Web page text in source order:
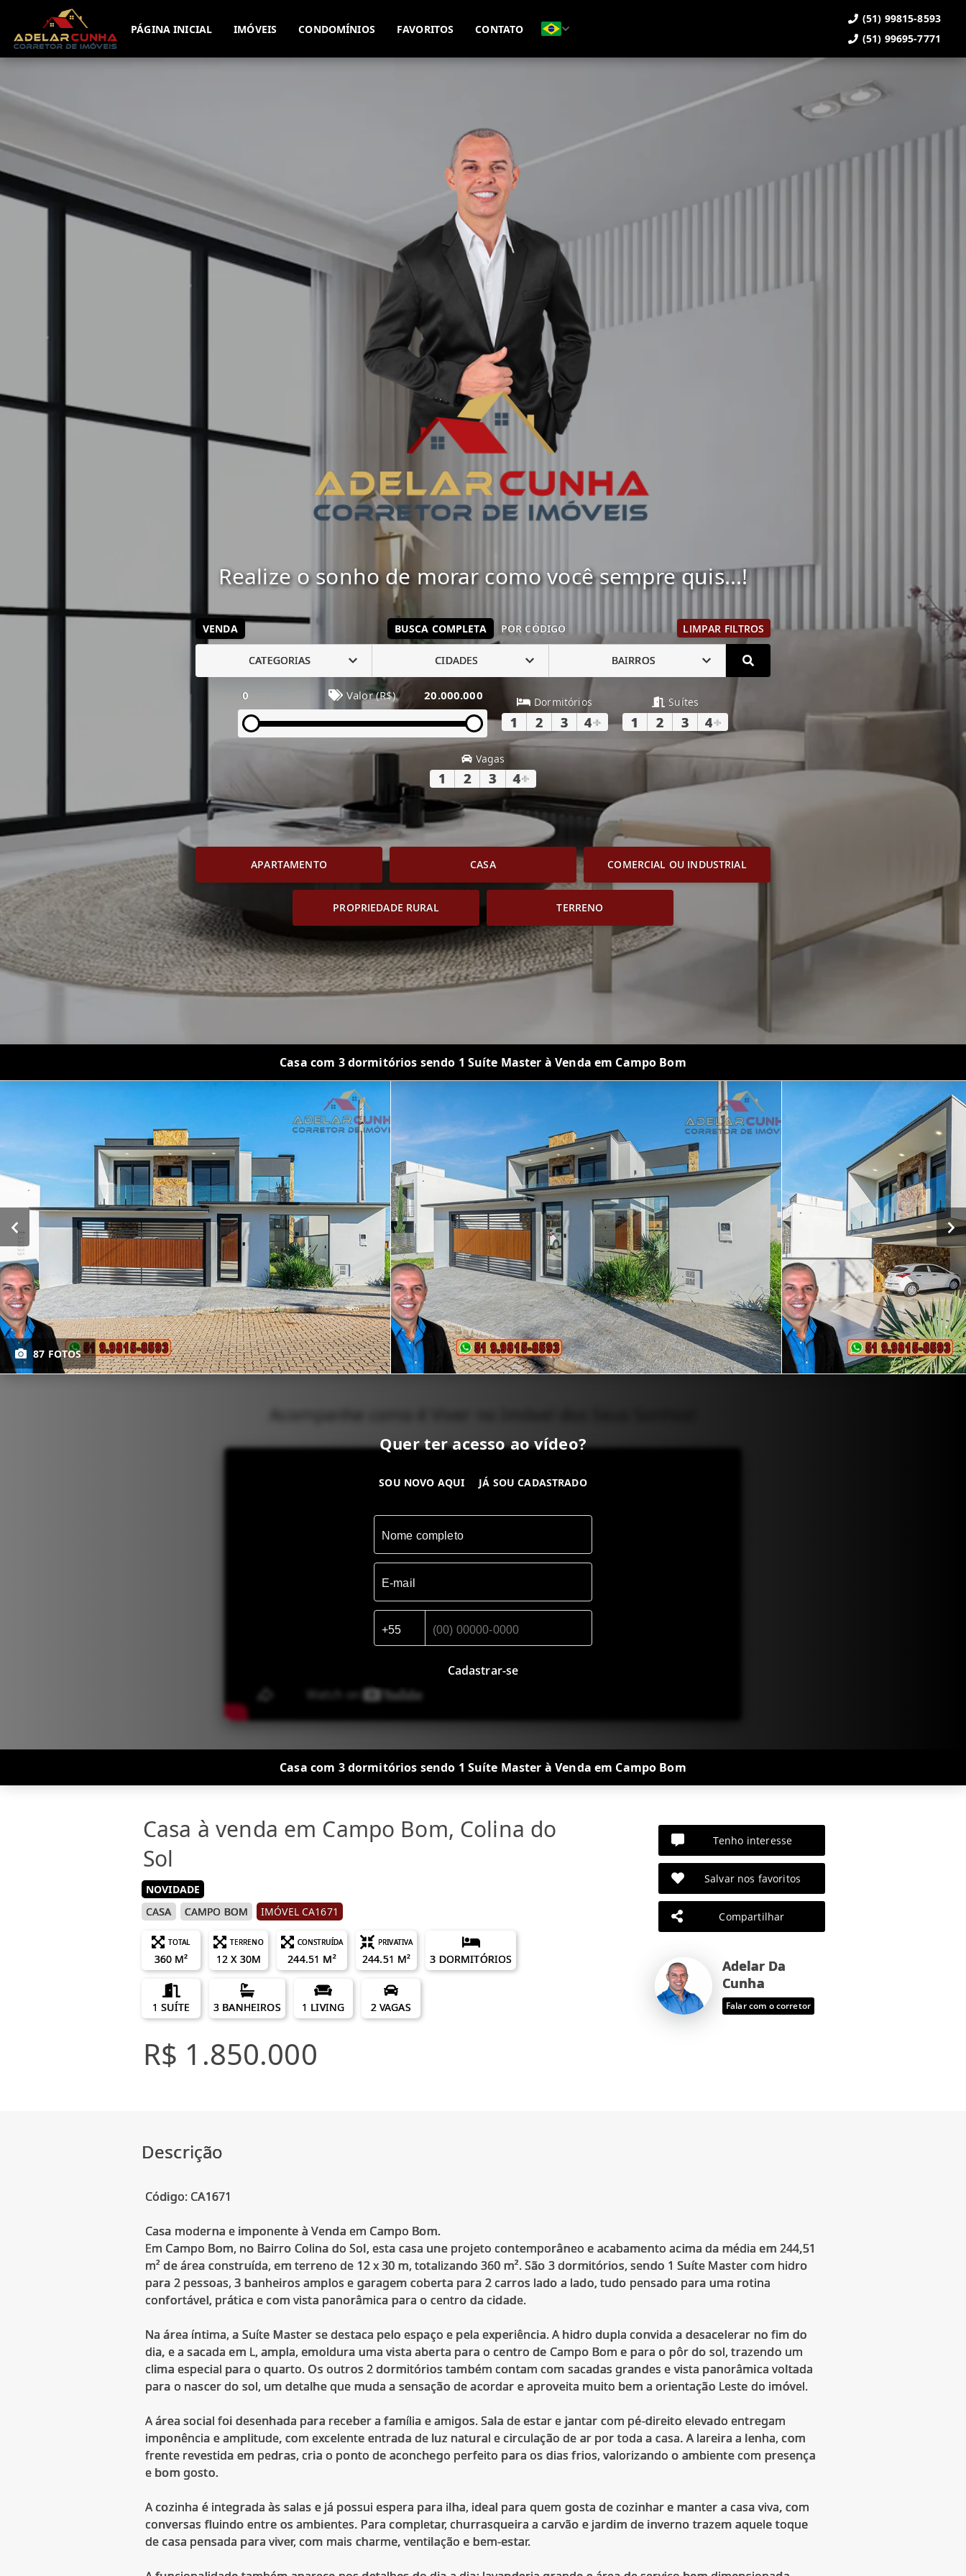
(51) 99815-8593 (51) 99695-7771
PÁGINA INICIAL IMÓVEIS CONDOMÍNIOS FAVORITOS CONTATO
(51) 99815-8593
(51) 99695-7771
Realize o sonho de morar como você sempre quis...!
VENDA BUSCA COMPLETA POR CÓDIGO LIMPAR FILTROS
CATEGORIAS CIDADES BAIRROS
0 Valor (R$) 20.000.000 Dormitórios
1 2 3 4+
Suítes
1 2 3 4+
Vagas
1 2 3 4+
APARTAMENTO CASA COMERCIAL OU INDUSTRIAL
PROPRIEDADE RURAL TERRENO
Casa com 3 dormitórios sendo 1 Suíte Master à Venda em Campo Bom
87 FOTOS
Quer ter acesso ao vídeo?
SOU NOVO AQUI JÁ SOU CADASTRADO
Cadastrar-se
Acompanhe como é Viver no Imóvel dos Seus Sonhos!
Casa com 3 dormitórios sendo 1 Suíte Master à Venda em Campo Bom
Casa à venda em Campo Bom, Colina do
Sol
NOVIDADE
CASA
CAMPO BOM IMÓVEL CA1671
TOTAL
360 M²
TERRENO
12 X 30M
CONSTRUÍDA
244.51 M²
PRIVATIVA
244.51 M² 3 DORMITÓRIOS
1 SUÍTE 3 BANHEIROS 1 LIVING 2 VAGAS
R$ 1.850.000
Tenho interesse
Salvar nos favoritos
Compartilhar
Adelar Da
Cunha
Falar com o corretor
Descrição
Código: CA1671
Casa moderna e imponente à Venda em Campo Bom.
Em Campo Bom, no Bairro Colina do Sol, esta casa une projeto contemporâneo e acabamento acima da média em 244,51
m² de área construída, em terreno de 12 x 30 m, totalizando 360 m². São 3 dormitórios, sendo 1 Suíte Master com hidro
para 2 pessoas, 3 banheiros amplos e garagem coberta para 2 carros lado a lado, tudo pensado para uma rotina
confortável, prática e com vista panorâmica para o centro da cidade.
Na área íntima, a Suíte Master se destaca pelo espaço e pela experiência. A hidro dupla convida a desacelerar no fim do
dia, e a sacada em L, ampla, emoldura uma vista aberta para o centro de Campo Bom e para o pôr do sol, trazendo um
clima especial para o quarto. Os outros 2 dormitórios também contam com sacadas grandes e vista panorâmica voltada
para o nascer do sol, um detalhe que muda a sensação de acordar e aproveita muito bem a orientação Leste do imóvel.
A área social foi desenhada para receber a família e amigos. Sala de estar e jantar com pé-direito elevado entregam
imponência e amplitude, com excelente entrada de luz natural e circulação de ar por toda a casa. A lareira a lenha, com
frente revestida em pedras, cria o ponto de aconchego perfeito para os dias frios, valorizando o ambiente com presença
e bom gosto.
A cozinha é integrada às salas e já possui espera para ilha, ideal para quem gosta de cozinhar e manter a casa viva, com
conversas fluindo entre os ambientes. Para completar, churrasqueira a carvão e jardim de inverno trazem aquele toque
de casa pensada para viver, com mais charme, ventilação e bem-estar.